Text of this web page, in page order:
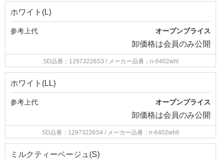
ホワイト(L)
参考上代 オープンプライス
卸価格は会員のみ公開
SD品番：12973226S3 / メーカー品番：n-6402whl
ホワイト(LL)
参考上代 オープンプライス
卸価格は会員のみ公開
SD品番：12973226S4 / メーカー品番：n-6402whll
ミルクティーベージュ(S)